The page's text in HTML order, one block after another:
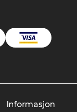
Informasjon